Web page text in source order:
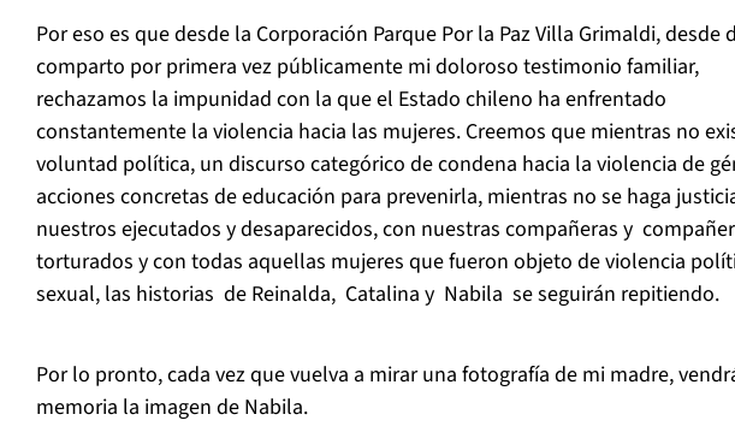
Por eso es que desde la Corporación Parque Por la Paz Villa Grimaldi, desde
comparto por primera vez públicamente mi doloroso testimonio familiar,
rechazamos la impunidad con la que el Estado chileno ha enfrentado
constantemente la violencia hacia las mujeres. Creemos que mientras no
voluntad política, un discurso categórico de condena hacia la violencia de
acciones concretas de educación para prevenirla, mientras no se haga
nuestros ejecutados y desaparecidos, con nuestras compañeras y
torturados y con todas aquellas mujeres que fueron objeto de violencia
sexual, las historias de Reinalda, Catalina y Nabila se seguirán repitiendo.
Por lo pronto, cada vez que vuelva a mirar una fotografía de mi madre,
memoria la imagen de Nabila.